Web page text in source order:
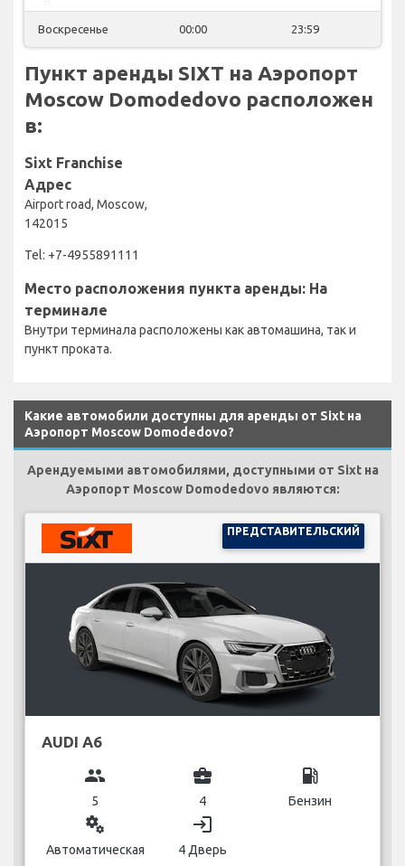
Воскресенье 00:00 23:59
Пункт аренды SIXT на Аэропорт
Moscow Domodedovo расположен
в:
Sixt Franchise
Адрес
Airport road, Moscow,
142015
Tel: +7-4955891111
Место расположения пункта аренды: На
терминале
Внутри терминала расположены как автомашина, так и
пункт проката.
Какие автомобили доступны для аренды от Sixt на
Аэропорт Moscow Domodedovo?
Арендуемыми автомобилями, доступными от Sixt на
Аэропорт Moscow Domodedovo являются:
ПРЕДСТАВИТЕЛЬСКИЙ
AUDI A6
group
5
business_center
4
local_gas_station
Бензин
miscellaneous_services
Автоматическая
login
4 Дверь